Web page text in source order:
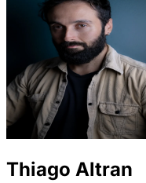
Thiago Altran